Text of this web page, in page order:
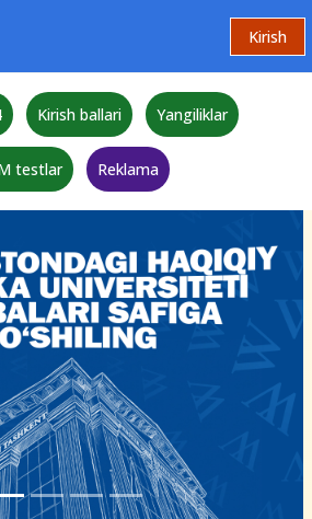
Kirish
Kirish ballari Yangiliklar
testlar Reklama